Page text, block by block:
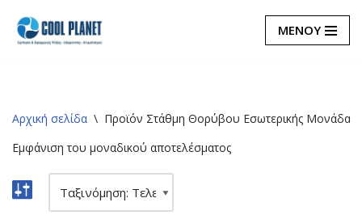
Μεταπηδήστε
ΜΕΝΟΥ
Αρχική σελίδα \ Προϊόν Στάθμη Θορύβου Εσωτερικής Μονάδας
Εμφάνιση του μοναδικού αποτελέσματος